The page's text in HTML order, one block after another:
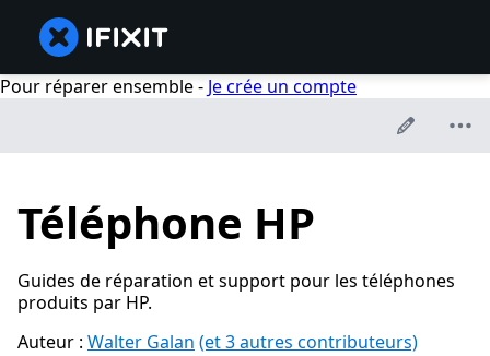
Pour réparer ensemble - Je crée un compte
Téléphone HP
Guides de réparation et support pour les téléphones
produits par HP.
Auteur : Walter Galan (et 3 autres contributeurs)